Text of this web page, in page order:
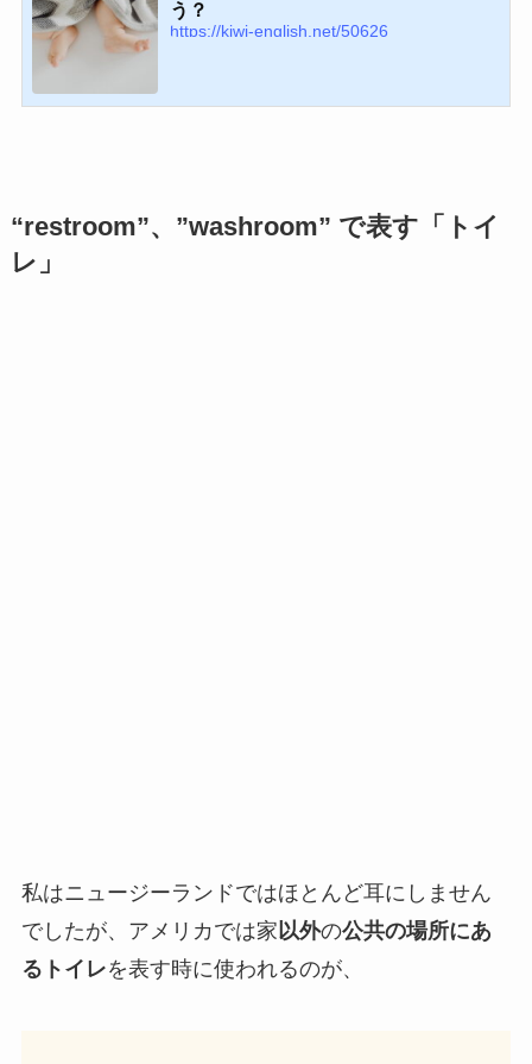
う？
https://kiwi-english.net/50626
“restroom”、”washroom” で表す「トイ
レ」
私はニュージーランドではほとんど耳にしません
でしたが、アメリカでは家 以外の公共の場所にあ
るトイレを表す時に使われるのが、